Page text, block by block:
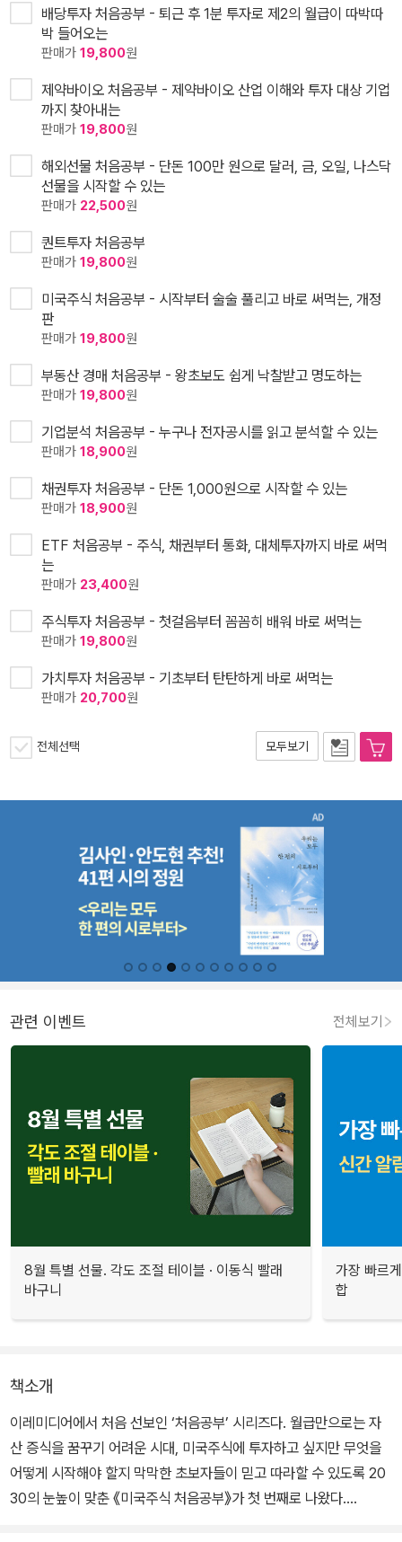
배당투자 처음공부 - 퇴근 후 1분 투자로 제2의 월급이 따박따
박 들어오는
판매가 19,800원
제약바이오 처음공부 - 제약바이오 산업 이해와 투자 대상 기업
까지 찾아내는
판매가 19,800원
해외선물 처음공부 - 단돈 100만 원으로 달러, 금, 오일, 나스닥
선물을 시작할 수 있는
판매가 22,500원
퀀트투자 처음공부
판매가 19,800원
미국주식 처음공부 - 시작부터 술술 풀리고 바로 써먹는, 개정
판
판매가 19,800원
부동산 경매 처음공부 - 왕초보도 쉽게 낙찰받고 명도하는
판매가 19,800원
기업분석 처음공부 - 누구나 전자공시를 읽고 분석할 수 있는
판매가 18,900원
채권투자 처음공부 - 단돈 1,000원으로 시작할 수 있는
판매가 18,900원
ETF 처음공부 - 주식, 채권부터 통화, 대체투자까지 바로 써먹
는
판매가 23,400원
주식투자 처음공부 - 첫걸음부터 꼼꼼히 배워 바로 써먹는
판매가 19,800원
가치투자 처음공부 - 기초부터 탄탄하게 바로 써먹는
판매가 20,700원
전체선택 모두보기
관련 이벤트 전체보기
8월 특별 선물. 각도 조절 테이블 · 이동식 빨래
바구니
가장 빠르
합
책소개
이레미디어에서 처음 선보인 ‘처음공부’ 시리즈다. 월급만으로는 자
산 증식을 꿈꾸기 어려운 시대, 미국주식에 투자하고 싶지만 무엇을
어떻게 시작해야 할지 막막한 초보자들이 믿고 따라할 수 있도록 20
30의 눈높이 맞춘 《미국주식 처음공부》가 첫 번째로 나왔다.